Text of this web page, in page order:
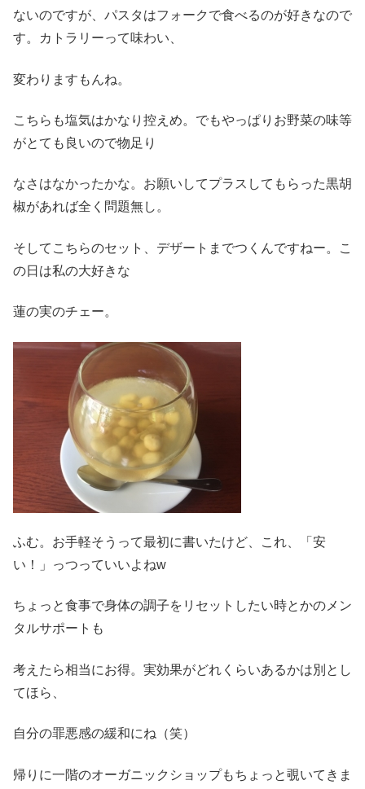
ないのですが、パスタはフォークで食べるのが好きなので
す。カトラリーって味わい、
変わりますもんね。
こちらも塩気はかなり控えめ。でもやっぱりお野菜の味等
がとても良いので物足り
なさはなかったかな。お願いしてプラスしてもらった黒胡
椒があれば全く問題無し。
そしてこちらのセット、デザートまでつくんですねー。こ
の日は私の大好きな
蓮の実のチェー。
ふむ。お手軽そうって最初に書いたけど、これ、「安
い！」っつっていいよねw
ちょっと食事で身体の調子をリセットしたい時とかのメン
タルサポートも
考えたら相当にお得。実効果がどれくらいあるかは別とし
てほら、
自分の罪悪感の緩和にね（笑）
帰りに一階のオーガニックショップもちょっと覗いてきま